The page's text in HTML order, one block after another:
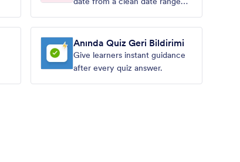
Anında Quiz Geri Bildirimi
Give learners instant guidance
after every quiz answer.